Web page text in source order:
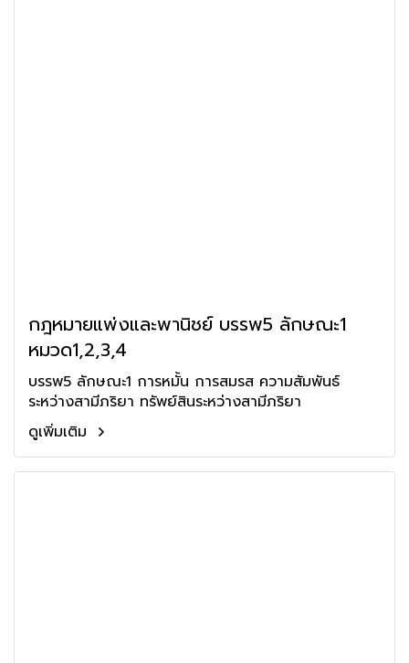
กฎหมายแพ่งและพานิชย์ บรรพ5 ลักษณะ1
หมวด1,2,3,4
บรรพ5 ลักษณะ1 การหมั้น การสมรส ความสัมพันธ์
ระหว่างสามีภริยา ทรัพย์สินระหว่างสามีภริยา
ดูเพิ่มเติม